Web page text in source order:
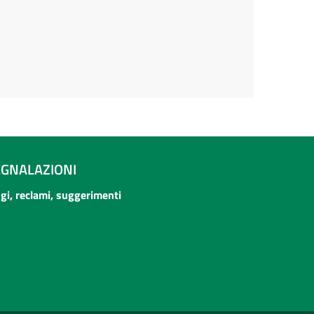
reclami, suggerimenti